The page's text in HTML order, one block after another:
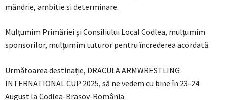
mândrie, ambitie si determinare.
Mulțumim Primăriei și Consiliului Local Codlea, mulțumim
sponsorilor, mulțumim tuturor pentru încrederea acordată.
Următoarea destinație, DRACULA ARMWRESTLING
INTERNATIONAL CUP 2025, să ne vedem cu bine în 23-24
August la Codlea-Brașov-România.